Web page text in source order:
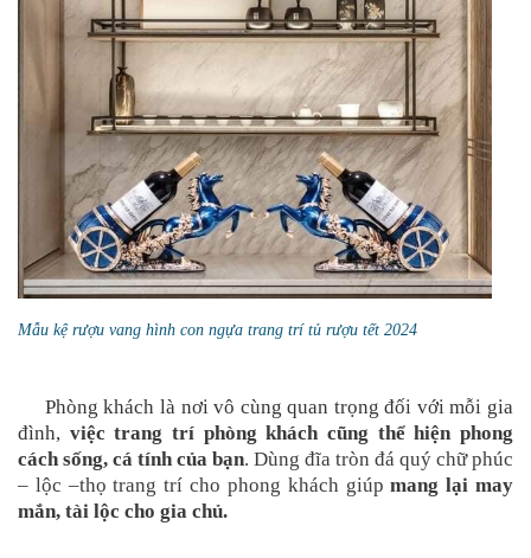
Mẫu kệ rượu vang hình con ngựa trang trí tủ rượu tết 2024
Phòng khách là nơi vô cùng quan trọng đối với mỗi gia
đình, việc trang trí phòng khách cũng thể hiện phong
cách sống, cá tính của bạn. Dùng đĩa tròn đá quý chữ phúc
– lộc –thọ trang trí cho phong khách giúp mang lại may
mắn, tài lộc cho gia chủ.